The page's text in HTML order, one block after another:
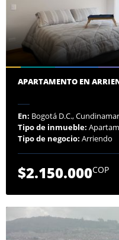
APARTAMENTO EN
En: Bogotá D.C.,
Tipo de inmueble:
Tipo de negocio: Arriendo
$2.150.000COP